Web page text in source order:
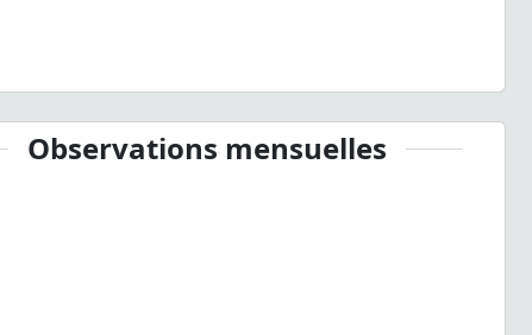
Observations mensuelles